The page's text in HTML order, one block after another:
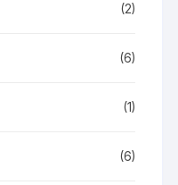
(2)
(6)
(1)
(6)